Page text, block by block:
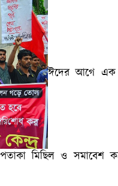
ঈদের আগে এক
মিছিল ও সমাবেশ